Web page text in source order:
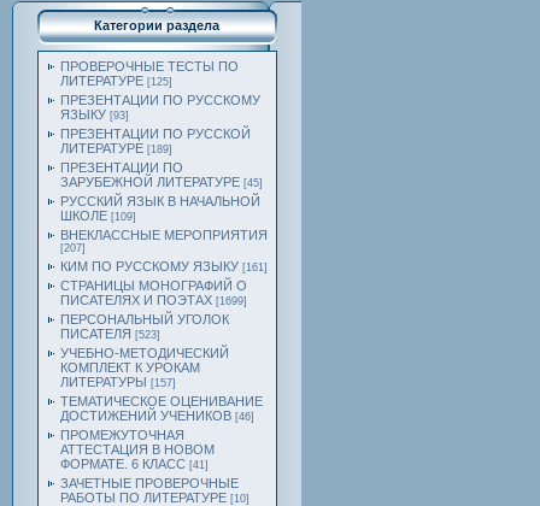
Категории раздела
ПРОВЕРОЧНЫЕ ТЕСТЫ ПО
ЛИТЕРАТУРЕ [125]
ПРЕЗЕНТАЦИИ ПО РУССКОМУ
ЯЗЫКУ [93]
ПРЕЗЕНТАЦИИ ПО РУССКОЙ
ЛИТЕРАТУРЕ [189]
ПРЕЗЕНТАЦИИ ПО
ЗАРУБЕЖНОЙ ЛИТЕРАТУРЕ [45]
РУССКИЙ ЯЗЫК В НАЧАЛЬНОЙ
ШКОЛЕ [109]
ВНЕКЛАССНЫЕ МЕРОПРИЯТИЯ
[207]
КИМ ПО РУССКОМУ ЯЗЫКУ [161]
СТРАНИЦЫ МОНОГРАФИЙ О
ПИСАТЕЛЯХ И ПОЭТАХ [1699]
ПЕРСОНАЛЬНЫЙ УГОЛОК
ПИСАТЕЛЯ [523]
УЧЕБНО-МЕТОДИЧЕСКИЙ
КОМПЛЕКТ К УРОКАМ
ЛИТЕРАТУРЫ [157]
ТЕМАТИЧЕСКОЕ ОЦЕНИВАНИЕ
ДОСТИЖЕНИЙ УЧЕНИКОВ [46]
ПРОМЕЖУТОЧНАЯ
АТТЕСТАЦИЯ В НОВОМ
ФОРМАТЕ. 6 КЛАСС [41]
ЗАЧЕТНЫЕ ПРОВЕРОЧНЫЕ
РАБОТЫ ПО ЛИТЕРАТУРЕ [10]